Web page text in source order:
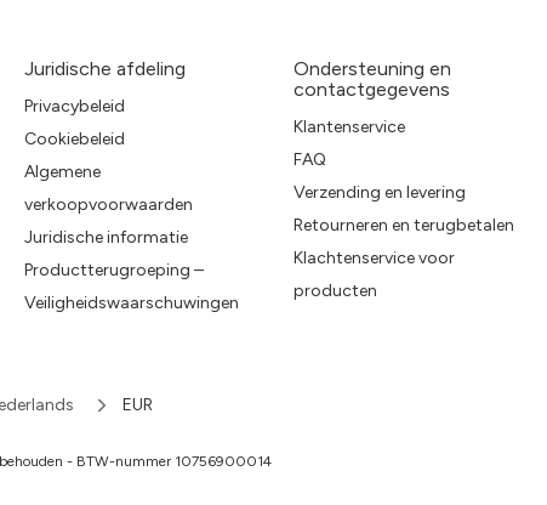
Juridische afdeling
Privacybeleid
Cookiebeleid
Algemene
verkoopvoorwaarden
Juridische informatie
Productterugroeping –
Veiligheidswaarschuwingen
Ondersteuning en
contactgegevens
Klantenservice
FAQ
Verzending en levering
Retourneren en terugbetalen
Klachtenservice voor
producten
EUR
- BTW-nummer 10756900014